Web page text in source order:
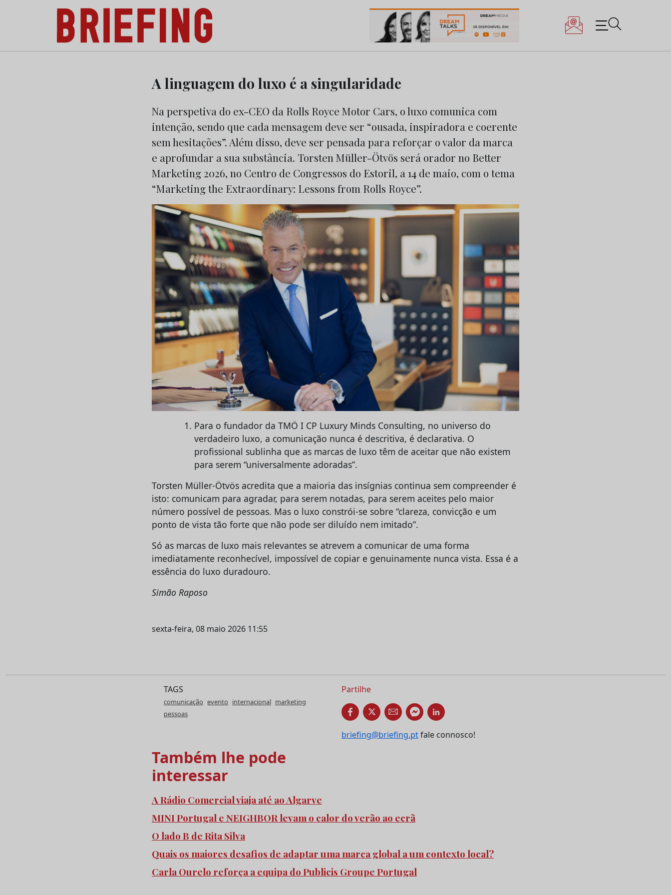
Briefing: Todas as notícias sobre os negócios do Marketing e da Publicidade
A linguagem do luxo é a singularidade
Na perspetiva do ex-CEO da Rolls Royce Motor Cars, o luxo comunica com
intenção, sendo que cada mensagem deve ser “ousada, inspiradora e coerente
sem hesitações”. Além disso, deve ser pensada para reforçar o valor da marca
e aprofundar a sua substância. Torsten Müller-Ötvös será orador no Better
Marketing 2026, no Centro de Congressos do Estoril, a 14 de maio, com o tema
“Marketing the Extraordinary: Lessons from Rolls Royce”.
Para o fundador da TMÖ I CP Luxury Minds Consulting, no universo do
verdadeiro luxo, a comunicação nunca é descritiva, é declarativa. O
profissional sublinha que as marcas de luxo têm de aceitar que não existem
para serem “universalmente adoradas”.
Torsten Müller-Ötvös acredita que a maioria das insígnias continua sem compreender é
isto: comunicam para agradar, para serem notadas, para serem aceites pelo maior
número possível de pessoas. Mas o luxo constrói-se sobre “clareza, convicção e um
ponto de vista tão forte que não pode ser diluído nem imitado”.
Só as marcas de luxo mais relevantes se atrevem a comunicar de uma forma
imediatamente reconhecível, impossível de copiar e genuinamente nunca vista. Essa é a
essência do luxo duradouro.
Simão Raposo
sexta-feira, 08 maio 2026 11:55
TAGS
comunicação evento internacional marketing
pessoas
Partilhe
briefing@briefing.ptfale connosco!
Também lhe pode
interessar
A Rádio Comercial viaja até ao Algarve
MINI Portugal e NEIGHBOR levam o calor do verão ao ecrã
O lado B de Rita Silva
Quais os maiores desafios de adaptar uma marca global a um contexto local?
Carla Ourelo reforça a equipa do Publicis Groupe Portugal